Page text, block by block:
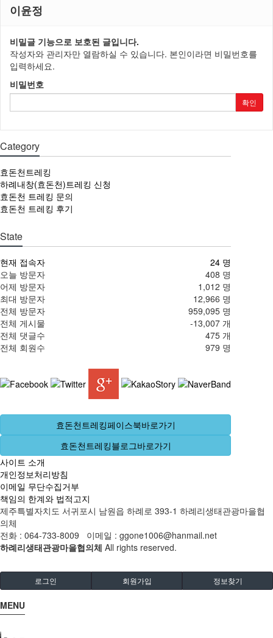
이윤정
비밀글 기능으로 보호된 글입니다.
작성자와 관리자만 열람하실 수 있습니다. 본인이라면 비밀번호를
입력하세요.
비밀번호
확인
Category
효돈천트레킹
하례내창(효돈천)트레킹 신청
효돈천 트레킹 문의
효돈천 트레킹 후기
State
현재 접속자
24 명
오늘 방문자
408 명
어제 방문자
1,012 명
최대 방문자
12,966 명
전체 방문자
959,095 명
전체 게시물
-13,007 개
전체 댓글수
475 개
전체 회원수
979 명
효돈천트레킹페이스북바로가기
효돈천트레킹블로그바로가기
사이트 소개
개인정보처리방침
이메일 무단수집거부
책임의 한계와 법적고지
제주특별자치도 서귀포시 남원읍 하례로 393-1 하례리생태관광마을협
의체
전화 : 064-733-8009 이메일 : ggone1006@hanmail.net
하례리생태관광마을협의체 All rights reserved.
로그인 회원가입 정보찾기
MENU